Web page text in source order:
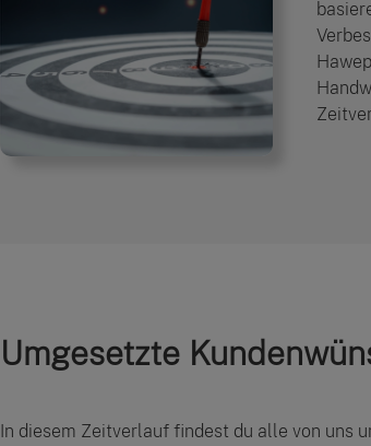
Umgesetzte
In diesem Zeitverlauf findest du alle von uns